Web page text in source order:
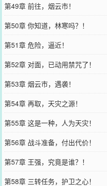
第49章 前往，烟云市！
第50章 你知道，林寒吗？！
第51章 危险，逼近！
第52章 对面，已动用禁咒了！
第53章 烟云市，遇袭！
第54章 再取，天灾之源！
第55章 这是一种，人为天灾！
第56章 战斗准备，付出代价！
第57章 王强，究竟是谁？！
第58章 三转任务，护卫之心！